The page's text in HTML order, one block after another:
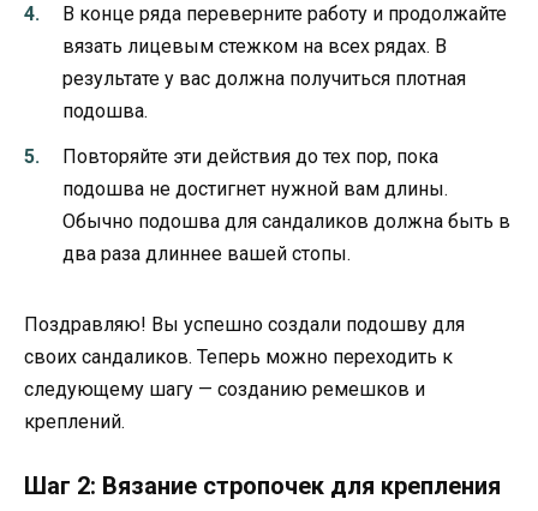
В конце ряда переверните работу и продолжайте
вязать лицевым стежком на всех рядах. В
результате у вас должна получиться плотная
подошва.
Повторяйте эти действия до тех пор, пока
подошва не достигнет нужной вам длины.
Обычно подошва для сандаликов должна быть в
два раза длиннее вашей стопы.
Поздравляю! Вы успешно создали подошву для
своих сандаликов. Теперь можно переходить к
следующему шагу — созданию ремешков и
креплений.
Шаг 2: Вязание стропочек для крепления